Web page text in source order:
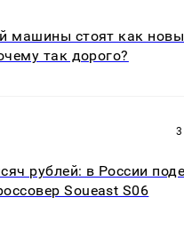
машины стоят как
так дорого?
3
рублей: в России
Soueast S06